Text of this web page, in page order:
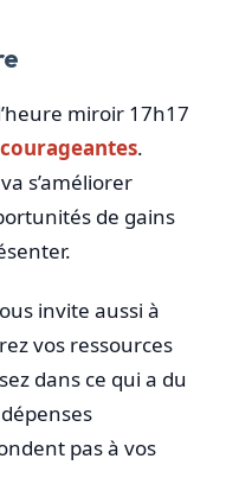
miroir 17h17
.
s’améliorer
de gains
invite aussi à
vos ressources
dans ce qui a du
pas à vos